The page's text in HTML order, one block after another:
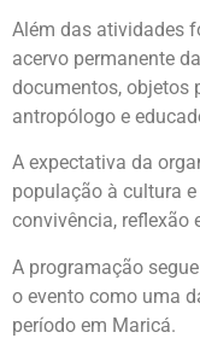
Além das atividades
acervo permanente
documentos, objetos
antropólogo e
A expectativa da
população à cultura
convivência, reflexão
A programação
o evento como uma
período em Maricá.